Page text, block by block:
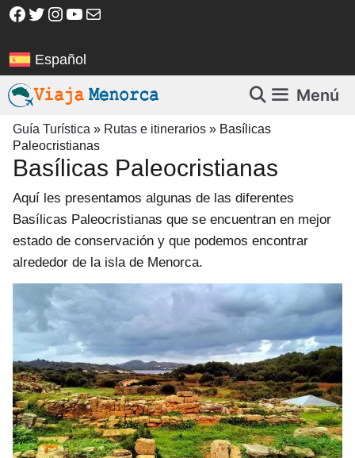
Saltar
Facebook
Twitter
Instagram
YouTube
Correo electrónico
Español
Menú
Guía Turística » Rutas e itinerarios » Basílicas
Paleocristianas
Basílicas Paleocristianas
Aquí les presentamos algunas de las diferentes
Basílicas Paleocristianas que se encuentran en mejor
estado de conservación y que podemos encontrar
alrededor de la isla de Menorca.